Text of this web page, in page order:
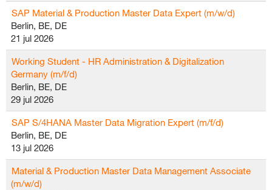
SAP Material & Production Master Data Expert (m/w/d)
Berlin, BE, DE
21 jul 2026
Working Student - HR Administration & Digitalization
Germany (m/f/d)
Berlin, BE, DE
29 jul 2026
SAP S/4HANA Master Data Migration Expert (m/f/d)
Berlin, BE, DE
13 jul 2026
Material & Production Master Data Management Associate
(m/w/d)